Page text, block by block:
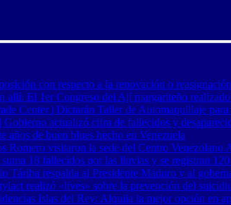
con respecto a la renovación o
El 1er Congreso del Ají margariteño
Center | Dictarán Taller de Automaquillaje para
actualizó cifra de fallecidos y
de buen blues hecho en Venezuela
visitaron la sede del Centro Venezolano
18 fallecidos por las lluvias y se registran
Táriba respalda al Presidente Maduro y al
realizó «lives» sobre la prevención del
Islas del Rey: Alquila la mejor opción en